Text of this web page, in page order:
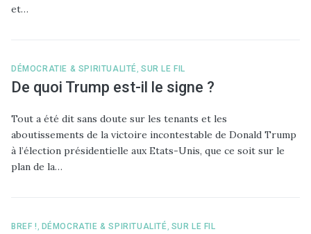
et…
DÉMOCRATIE & SPIRITUALITÉ SUR LE FIL
De quoi Trump est-il le signe ?
Tout a été dit sans doute sur les tenants et les
aboutissements de la victoire incontestable de Donald Trump
à l’élection présidentielle aux Etats-Unis, que ce soit sur le
plan de la…
BREF ! DÉMOCRATIE & SPIRITUALITÉ SUR LE FIL